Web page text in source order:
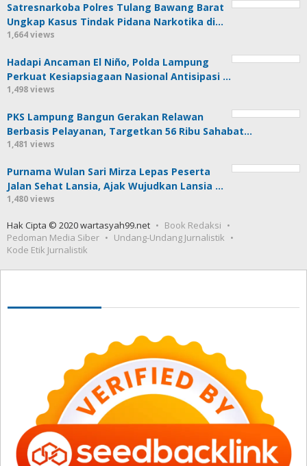
Satresnarkoba Polres Tulang Bawang Barat
Ungkap Kasus Tindak Pidana Narkotika di…
1,664 views
Hadapi Ancaman El Niño, Polda Lampung
Perkuat Kesiapsiagaan Nasional Antisipasi …
1,498 views
PKS Lampung Bangun Gerakan Relawan
Berbasis Pelayanan, Targetkan 56 Ribu Sahabat…
1,481 views
Purnama Wulan Sari Mirza Lepas Peserta
Jalan Sehat Lansia, Ajak Wujudkan Lansia …
1,480 views
Hak Cipta © 2020 wartasyah99.net
Book Redaksi
Pedoman Media Siber
Undang-Undang Jurnalistik
Kode Etik Jurnalistik